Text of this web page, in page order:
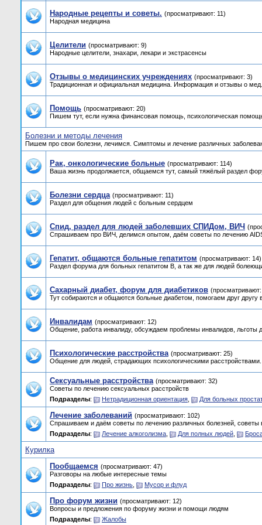
Народные рецепты и советы. (просматривают: 11)
Народная медицина
Целители (просматривают: 9)
Народные целители, знахари, лекари и экстрасенсы
Отзывы о медицинских учреждениях (просматривают: 3)
Традиционная и официальная медицина. Информация и отзывы о
Помощь (просматривают: 20)
Пишем тут, если нужна финансовая помощь, психологическая
Болезни и методы лечения
Пишем про свои болезни, лечимся. Симптомы и лечение различных
Рак, онкологические больные (просматривают: 114)
Ваша жизнь продолжается, общаемся тут, самый тяжёлый раздел
Болезни сердца (просматривают: 11)
Раздел для общения людей с больным сердцем
Спид, раздел для людей заболевших СПИДом, ВИЧ
Спрашиваем про ВИЧ, делимся опытом, даём советы по лечению
Гепатит, общаются больные гепатитом (просматривают: 14)
Раздел форума для больных гепатитом B, а так же для людей
Сахарный диабет, форум для диабетиков
Тут собираются и общаются больные диабетом, помогаем друг
Инвалидам (просматривают: 12)
Общение, работа инвалиду, обсуждаем проблемы инвалидов, льготы
Психологические расстройства (просматривают: 25)
Общение для людей, страдающих психологическими расстройствами.
Сексуальные расстройства (просматривают: 32)
Советы по лечению сексуальных расстройств
Подразделы: Нетрадиционная ориентация Для больных
Лечение заболеваний (просматривают: 102)
Спрашиваем и даём советы по лечению различных болезней, советы
Подразделы: Лечение алкоголизма Для полных людей
Курилка
Пообщаемся (просматривают: 47)
Разговоры на любые интересные темы
Подразделы: Про жизнь Мусор и флуд
Про форум жизни (просматривают: 12)
Вопросы и предложения по форуму жизни и помощи людям
Подразделы: Жалобы